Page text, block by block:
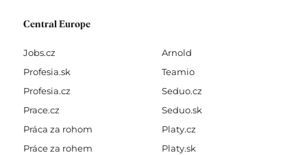
Central Europe
Jobs.cz
Profesia.sk
Profesia.cz
Prace.cz
Práca za rohom
Práce za rohem
Arnold
Teamio
Seduo.cz
Seduo.sk
Platy.cz
Platy.sk